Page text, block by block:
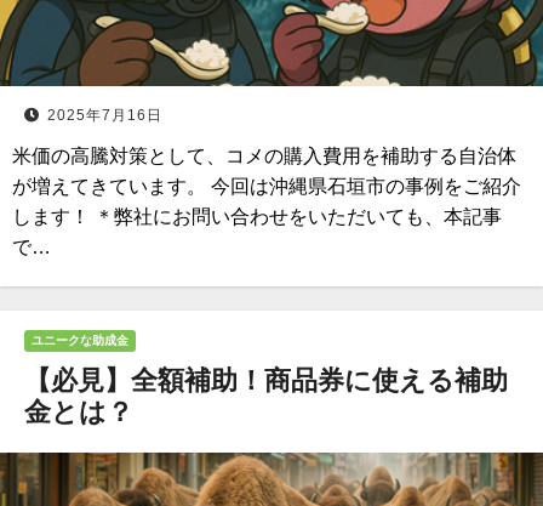
2025年7月16日
米価の高騰対策として、コメの購入費用を補助する自治体
が増えてきています。 今回は沖縄県石垣市の事例をご紹介
します！ ＊弊社にお問い合わせをいただいても、本記事
で…
ユニークな助成金
【必見】全額補助！商品券に使える補助
金とは？